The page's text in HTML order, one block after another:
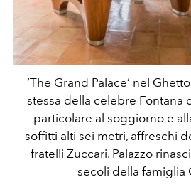
‘The Grand Palace’ nel
stessa della celebre Fontana
particolare al soggiorno e
soffitti alti sei metri, affreschi
fratelli Zuccari. Palazzo
secoli della famiglia